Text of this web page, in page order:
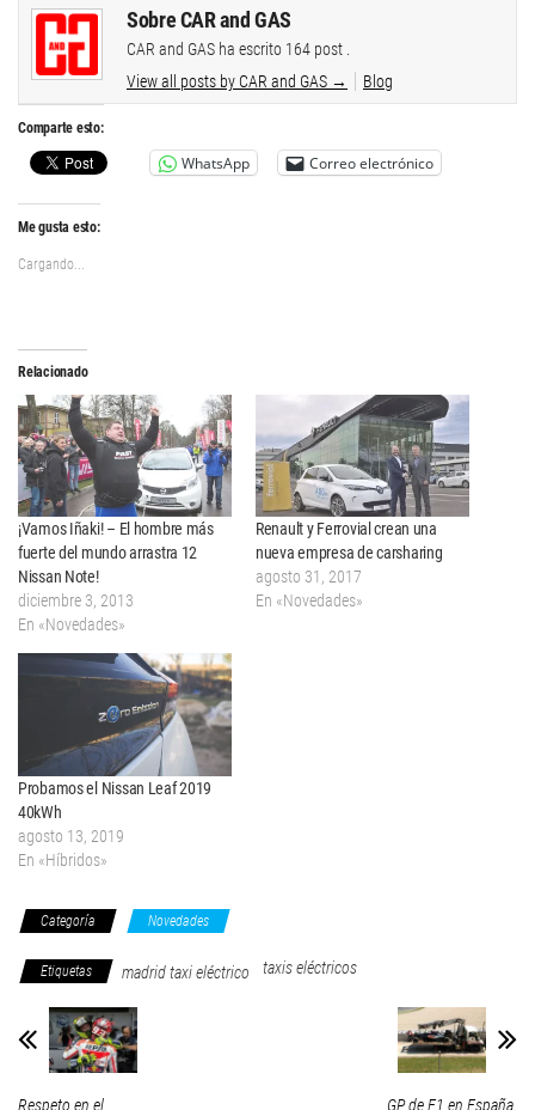
Sobre CAR and GAS
CAR and GAS ha escrito 164 post .
View all posts by CAR and GAS → Blog
Comparte esto:
WhatsApp Correo electrónico
Me gusta esto:
Cargando...
Relacionado
¡Vamos Iñaki! – El hombre más
fuerte del mundo arrastra 12
Nissan Note!
diciembre 3, 2013
En «Novedades»
Renault y Ferrovial crean una
nueva empresa de carsharing
agosto 31, 2017
En «Novedades»
Probamos el Nissan Leaf 2019
40kWh
agosto 13, 2019
En «Híbridos»
Categoría Novedades
Etiquetas madrid taxi eléctrico taxis eléctricos
Respeto en el
GP de F1 en España.